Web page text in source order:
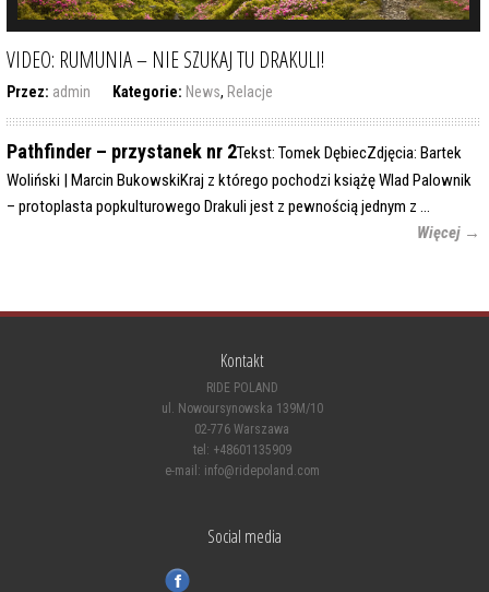
VIDEO: RUMUNIA – NIE SZUKAJ TU DRAKULI!
Przez: admin Kategorie: News, Relacje
Pathfinder – przystanek nr 2Tekst: Tomek DębiecZdjęcia: Bartek
Woliński | Marcin BukowskiKraj z którego pochodzi książę Wlad Palownik
– protoplasta popkulturowego Drakuli jest z pewnością jednym z ...
Więcej →
Kontakt
RIDE POLAND
ul. Nowoursynowska 139M/10
02-776 Warszawa
tel: +48601135909
e-mail: info@ridepoland.com
Social media